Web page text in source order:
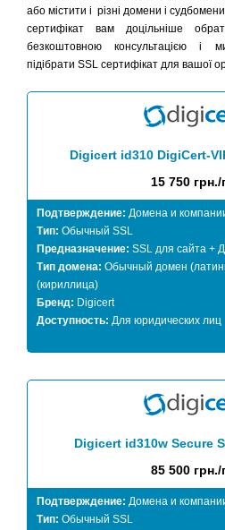
або містити і різні домени і
сертифікат вам доцільніше
безкоштовною консультацією і
підібрати SSL сертифікат для вашої
Digicert id310 DigiCert-
15 750 грн./
Подтверждение: Домена и
Тип: Обычный SSL
Предназначение: SSL для сайта +
Тип домена: Обычный домен
(кириллица)
Бренд: Digicert
Доступность: Для юридических лиц
Digicert id310w Secure
85 500 грн./
Подтверждение: Домена и
Тип: Обычный SSL